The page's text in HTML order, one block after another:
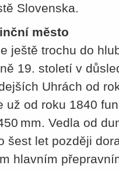
Slovenska.
město
ještě trochu do
19. století v
Uhrách od
už od roku 1840
mm. Vedla od
šest let později
hlavním